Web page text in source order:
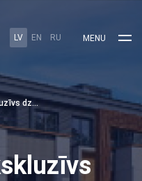
LV EN RU MENU
Villa Milia - Ekskluzīvs dzīvoklis pašā Jūrmalas sirdī.